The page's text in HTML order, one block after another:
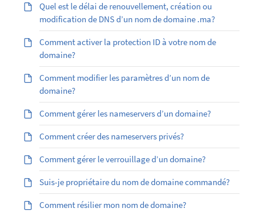
Quel est le délai de renouvellement, création ou
modification de DNS d’un nom de domaine .ma?
Comment activer la protection ID à votre nom de
domaine?
Comment modifier les paramètres d’un nom de
domaine?
Comment gérer les nameservers d’un domaine?
Comment créer des nameservers privés?
Comment gérer le verrouillage d’un domaine?
Suis-je propriétaire du nom de domaine commandé?
Comment résilier mon nom de domaine?